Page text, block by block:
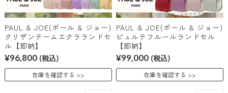
PAUL & JOE(ポール & ジョー)
クリザンテームエクラランドセ
ル【即納】
¥96,800 (税込)
在庫を確認する
PAUL & JOE(ポール & ジョー)
ピュルテフルールランドセル
【即納】
¥99,000 (税込)
在庫を確認する